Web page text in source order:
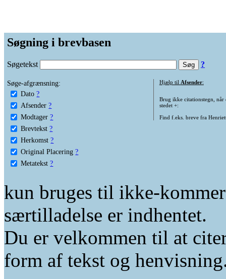
Søgning i brevbasen
Søgetekst ?
Søge-afgrænsning:
Dato ?
Afsender ?
Modtager ?
Brevtekst ?
Herkomst ?
Original Placering ?
Metatekst ?
Hjælp til Afsender:
Brug ikke citationstegn, når
stedet +:
Find f.eks. breve fra
kun bruges til ikke-
særtilladelse er indhentet.
Du er velkommen til at
form af tekst og